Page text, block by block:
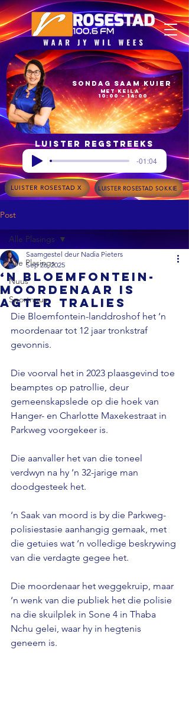
10:00 – 14:00
met Keila
Sondag Saam Kuier
Luister regstreeks
-01:04
LUISTER ROSESTAD X LUISTER ROSESTAD SOKKIE
Post
Alle Plasings
Nuus
Sportnuus
Alle Plasings
‘n Bloemfontein-
moordenaar is
agter tralies
Saamgestel deur Nadia Pieters
Sep 26, 2025
Die Bloemfontein-landdroshof het ‘n
moordenaar tot 12 jaar tronkstraf
gevonnis.
Die voorval het in 2023 plaasgevind toe
beamptes op patrollie, deur
gemeenskapslede op die hoek van
Hanger- en Charlotte Maxekestraat in
Parkweg voorgekeer is.
Die aanvaller het van die toneel
verdwyn na hy ‘n 32-jarige man
doodgesteek het.
‘n Saak van moord is by die Parkweg-
polisiestasie aanhangig gemaak, met
die getuies wat ‘n volledige beskrywing
van die verdagte gegee het.
Die moordenaar het weggekruip, maar
‘n wenk van die publiek het die polisie
na die skuilplek in Sone 4 in Thaba
Nchu gelei, waar hy in hegtenis
geneem is.